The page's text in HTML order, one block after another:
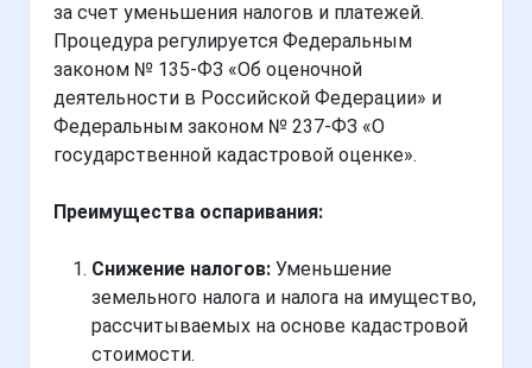
за счет уменьшения налогов и платежей.
Процедура регулируется Федеральным
законом № 135-ФЗ «Об оценочной
деятельности в Российской Федерации» и
Федеральным законом № 237-ФЗ «О
государственной кадастровой оценке».
Преимущества оспаривания:
Снижение налогов: Уменьшение
земельного налога и налога на имущество,
рассчитываемых на основе кадастровой
стоимости.